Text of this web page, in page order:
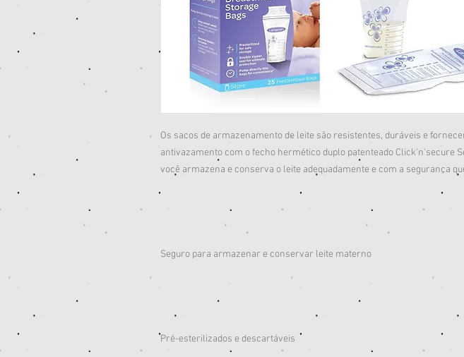
Os sacos de armazenamento de leite são resistentes, duráveis e
antivazamento com o fecho hermético duplo patenteado Click'n'secure
você armazena e conserva o leite adequadamente e com a segurança
Seguro para armazenar e conservar leite materno
Pré-esterilizados e descartáveis